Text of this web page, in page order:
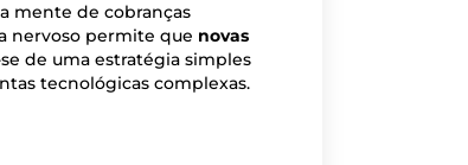
mente de cobranças
nervoso permite que novas
de uma estratégia simples
tecnológicas complexas.